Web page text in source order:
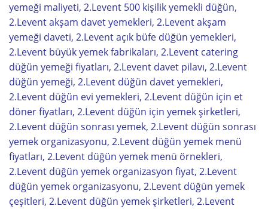
yemeği maliyeti, 2.Levent 500 kişilik yemekli düğün,
2.Levent akşam davet yemekleri, 2.Levent akşam
yemeği daveti, 2.Levent açık büfe düğün yemekleri,
2.Levent büyük yemek fabrikaları, 2.Levent catering
düğün yemeği fiyatları, 2.Levent davet pilavı, 2.Levent
düğün yemeği, 2.Levent düğün davet yemekleri,
2.Levent düğün evi yemekleri, 2.Levent düğün için et
döner fiyatları, 2.Levent düğün için yemek şirketleri,
2.Levent düğün sonrası yemek, 2.Levent düğün sonrası
yemek organizasyonu, 2.Levent düğün yemek menü
fiyatları, 2.Levent düğün yemek menü örnekleri,
2.Levent düğün yemek organizasyon fiyat, 2.Levent
düğün yemek organizasyonu, 2.Levent düğün yemek
çeşitleri, 2.Levent düğün yemek şirketleri, 2.Levent